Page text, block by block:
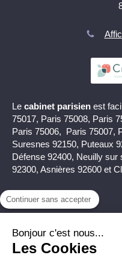
Le cabinet parisien est
75017, Paris 75008, Paris
Paris 75006, Paris 75007,
Suresnes 92150, Puteaux
Défense 92400, Neuilly sur
92300, Asnières 92600 et
Continuer sans accepter
Bonjour c'est nous...
Les Cookies